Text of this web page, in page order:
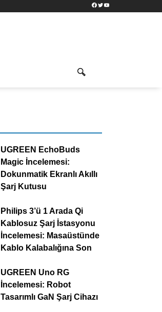
Facebook
TwitterYouTube
UGREEN EchoBuds
Magic İncelemesi:
Dokunmatik Ekranlı Akıllı
Şarj Kutusu
Philips 3’ü 1 Arada Qi
Kablosuz Şarj İstasyonu
İncelemesi: Masaüstünde
Kablo Kalabalığına Son
UGREEN Uno RG
İncelemesi: Robot
Tasarımlı GaN Şarj Cihazı